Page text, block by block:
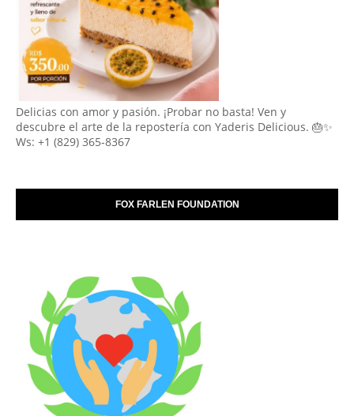
Delicias con amor y pasión. ¡Probar no basta! Ven y
descubre el arte de la repostería con Yaderis Delicious. 🎂✨
Ws: +1 (829) 365-8367
FOX FARLEN FOUNDATION